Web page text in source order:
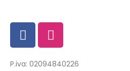
P.iva: 02094840226